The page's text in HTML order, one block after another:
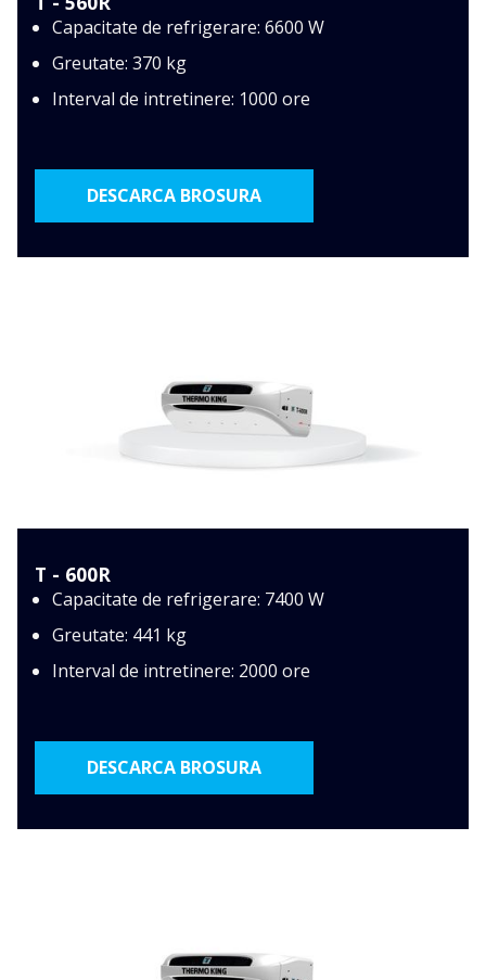
Capacitate de refrigerare: 6600 W
Greutate: 370 kg
Interval de intretinere: 1000 ore
DESCARCA BROSURA
T - 600R
Capacitate de refrigerare: 7400 W
Greutate: 441 kg
Interval de intretinere: 2000 ore
DESCARCA BROSURA